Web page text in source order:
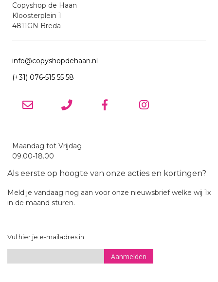
Copyshop de Haan
Kloosterplein 1
4811GN Breda
info@copyshopdehaan.nl
(+31) 076-515 55 58
Maandag tot Vrijdag
09.00-18.00
Als eerste op hoogte van onze acties en kortingen?
Meld je vandaag nog aan voor onze nieuwsbrief welke wij 1x
in de maand sturen.
Vul hier je e-mailadres in
Aanmelden